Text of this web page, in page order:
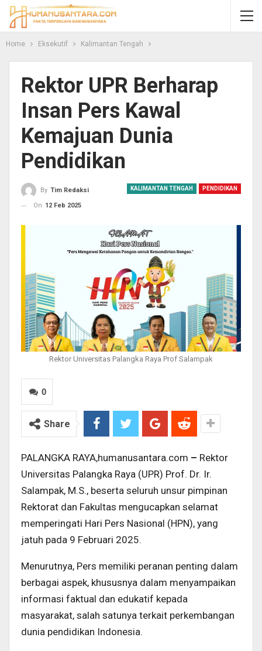
Home Eksekutif Kalimantan Tengah
Rektor UPR Berharap
Insan Pers Kawal
Kemajuan Dunia
Pendidikan
KALIMANTAN TENGAH PENDIDIKAN
By Tim Redaksi
On 12 Feb 2025
Rektor Universitas Palangka Raya Prof Salampak
0
Share
PALANGKA RAYA,humanusantara.com – Rektor
Universitas Palangka Raya (UPR) Prof. Dr. Ir.
Salampak, M.S., beserta seluruh unsur pimpinan
Rektorat dan Fakultas mengucapkan selamat
memperingati Hari Pers Nasional (HPN), yang
jatuh pada 9 Februari 2025.
Menurutnya, Pers memiliki peranan penting dalam
berbagai aspek, khususnya dalam menyampaikan
informasi faktual dan edukatif kepada
masyarakat, salah satunya terkait perkembangan
dunia pendidikan Indonesia.